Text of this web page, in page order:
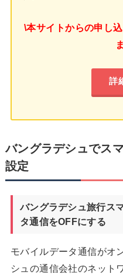
\本サイトからの申し
詳
バングラデシュでス
設定
バングラデシュ旅行ス
タ通信をOFFにする
モバイルデータ通信がオ
シュの通信会社のネット